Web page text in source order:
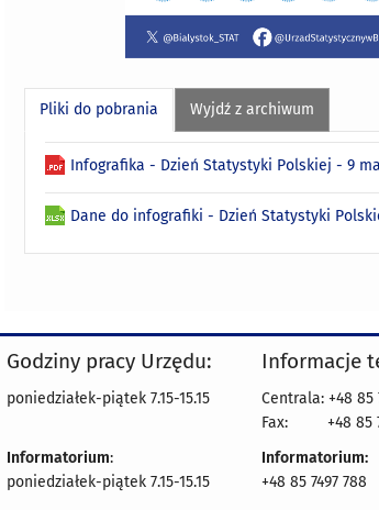
Pliki do pobrania Wyjdź z archiwum
Infografika - Dzień Statystyki Polskiej - 9
Dane do infografiki - Dzień Statystyki
Godziny pracy Urzędu:
poniedziałek-piątek 7.15-15.15
Informatorium:
poniedziałek-piątek 7.15-15.15
Informacje
Centrala: +48 85
Fax:
+48 85
Informatorium:
+48 85 7497 788